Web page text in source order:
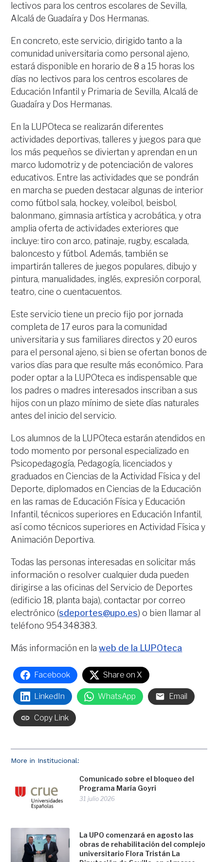
More in Institucional:
Comunicado sobre el bloqueo del
Programa María Goyri
31 julio 2026
La UPO comenzará en agosto las
obras de rehabilitación del complejo
universitario Flora Tristán La
lectivos para los centros escolares de Sevilla,
Alcalá de Guadaíra y Dos Hermanas.
En concreto, este servicio, dirigido tanto a la
comunidad universitaria como personal ajeno,
estará disponible en horario de 8 a 15 horas los
días no lectivos para los centros escolares de
Educación Infantil y Primaria de Sevilla, Alcalá de
Guadaíra y Dos Hermanas.
En la LUPOteca se realizarán diferentes
actividades deportivas, talleres y juegos para que
los más pequeños se diviertan y aprendan en un
marco ludomotriz y de potenciación de valores
educativos. Entre las actividades que se pondrán
en marcha se pueden destacar algunas de interior
como fútbol sala, hockey, voleibol, beisbol,
balonmano, gimnasia artística y acrobática, y otra
amplia oferta de actividades exteriores que
incluye: tiro con arco, patinaje, rugby, escalada,
baloncesto y fútbol. Además, también se
impartirán talleres de juegos populares, dibujo y
pintura, manualidades, inglés, expresión corporal,
teatro, cine o cuentacuentos.
Este servicio tiene un precio fijo por jornada
completa de 17 euros para la comunidad
universitaria y sus familiares directos y 20 euros
para el personal ajeno, si bien se ofertan bonos de
varios días para que resulte más económico. Para
poder optar a la LUPOteca es indispensable que
los padres o madres interesados inscriban a sus
hijos con un plazo mínimo de siete días naturales
antes del inicio del servicio.
Los alumnos de la LUPOteca estarán atendidos en
todo momento por personal especializado en
Psicopedagogía, Pedagogía, licenciados y
graduados en Ciencias de la Actividad Física y del
Deporte, diplomados en Ciencias de la Educación
en las ramas de Educación Física y Educación
Infantil, técnicos superiores en Educación Infantil,
así como técnicos superiores en Actividad Física y
Animación Deportiva.
Todas las personas interesadas en solicitar más
información o resolver cualquier duda pueden
dirigirse a las oficinas del Servicio de Deportes
(edificio 18, planta baja), contactar por correo
electrónico (sdeportes@upo.es) o bien llamar al
teléfono 954348383.
Más información en laweb de la LUPOteca
Facebook Share on X
LinkedIn WhatsApp Email
Copy Link